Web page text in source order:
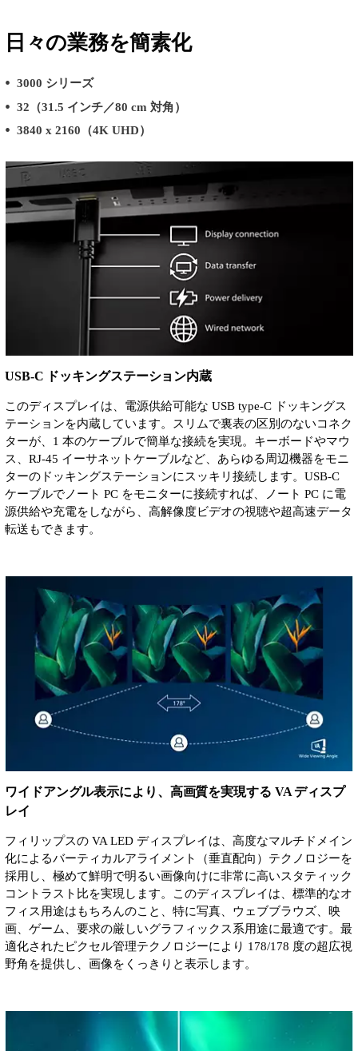
日々の業務を簡素化
3000 シリーズ
32（31.5 インチ／80 cm 対角）
3840 x 2160（4K UHD）
USB-C ドッキングステーション内蔵
このディスプレイは、電源供給可能な USB type-C ドッキングス
テーションを内蔵しています。スリムで裏表の区別のないコネク
ターが、1 本のケーブルで簡単な接続を実現。キーボードやマウ
ス、RJ-45 イーサネットケーブルなど、あらゆる周辺機器をモニ
ターのドッキングステーションにスッキリ接続します。USB-C
ケーブルでノート PC をモニターに接続すれば、ノート PC に電
源供給や充電をしながら、高解像度ビデオの視聴や超高速データ
転送もできます。
ワイドアングル表示により、高画質を実現する VA ディスプ
レイ
フィリップスの VA LED ディスプレイは、高度なマルチドメイン
化によるバーティカルアライメント（垂直配向）テクノロジーを
採用し、極めて鮮明で明るい画像向けに非常に高いスタティック
コントラスト比を実現します。このディスプレイは、標準的なオ
フィス用途はもちろんのこと、特に写真、ウェブブラウズ、映
画、ゲーム、要求の厳しいグラフィックス系用途に最適です。最
適化されたピクセル管理テクノロジーにより 178/178 度の超広視
野角を提供し、画像をくっきりと表示します。